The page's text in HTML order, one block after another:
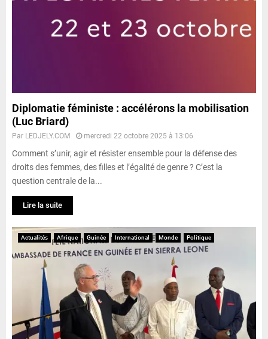
Diplomatie féministe : accélérons la mobilisation
(Luc Briard)
Par LEDJELY.COM mercredi 22 octobre 2025 à 13:06
Comment s’unir, agir et résister ensemble pour la défense des
droits des femmes, des filles et l’égalité de genre ? C’est la
question centrale de la...
Lire la suite
Actualités Afrique Guinée International Monde Politique